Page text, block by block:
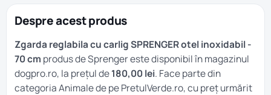
Despre acest produs
Zgarda reglabila cu carlig SPRENGER otel inoxidabil -
70 cm produs de Sprenger este disponibil în magazinul
dogpro.ro, la prețul de180,00 lei. Face parte din
categoriaAnimalede pe PretulVerde.ro, cu preț urmărit